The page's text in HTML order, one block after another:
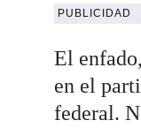
PUBLICIDAD
El
en el
federal.